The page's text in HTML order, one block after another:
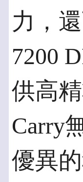
力，
7200
供高
Carry
優異